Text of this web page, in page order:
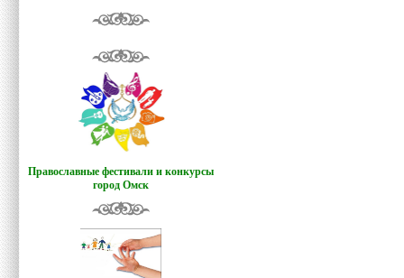
Православные фестивали и конкурсы
город Омск